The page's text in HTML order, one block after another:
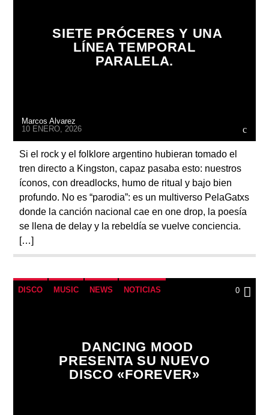
SIETE PRÓCERES Y UNA
LÍNEA TEMPORAL
PARALELA.
Marcos Alvarez
10 ENERO, 2026
Si el rock y el folklore argentino hubieran tomado el
tren directo a Kingston, capaz pasaba esto: nuestros
íconos, con dreadlocks, humo de ritual y bajo bien
profundo. No es “parodia”: es un multiverso PelaGatxs
donde la canción nacional cae en one drop, la poesía
se llena de delay y la rebeldía se vuelve conciencia.
[…]
DISCO MUSIC NEWS NOTICIAS 0
DANCING MOOD
PRESENTA SU NUEVO
DISCO «FOREVER»